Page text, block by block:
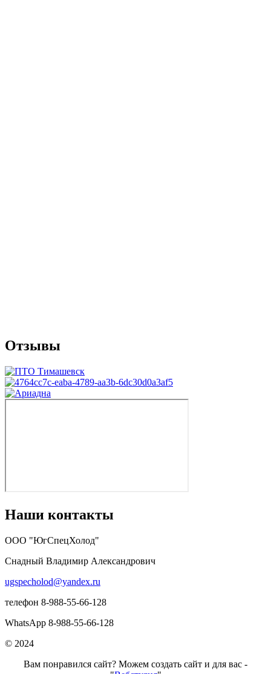
Отзывы
Наши контакты
ООО "ЮгСпецХолод"
Снадный Владимир Александрович
ugspecholod@yandex.ru
телефон 8-988-55-66-128
WhatsApp 8-988-55-66-128
© 2024
Вам понравился сайт? Можем создать сайт и для вас -